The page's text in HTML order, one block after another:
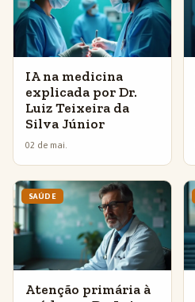
IA na medicina
explicada por Dr.
Luiz Teixeira da
Silva Júnior
02 de mai.
SAÚDE
Atenção primária à